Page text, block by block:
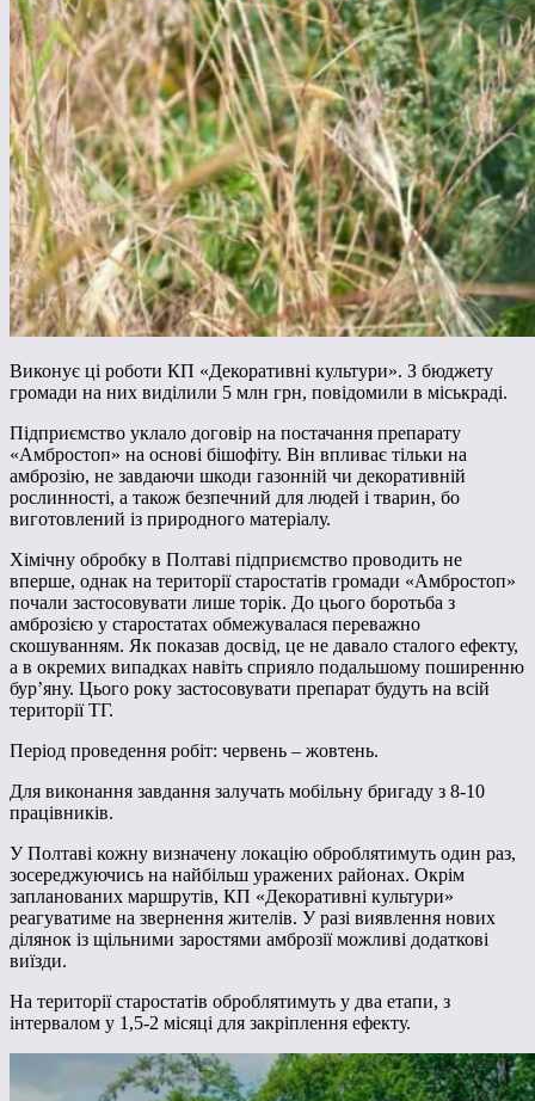
Виконує ці роботи КП «Декоративні культури». З бюджету
громади на них виділили 5 млн грн, повідомили в міськраді.
Підприємство уклало договір на постачання препарату
«Амбростоп» на основі бішофіту. Він впливає тільки на
амброзію, не завдаючи шкоди газонній чи декоративній
рослинності, а також безпечний для людей і тварин, бо
виготовлений із природного матеріалу.
Хімічну обробку в Полтаві підприємство проводить не
вперше, однак на території старостатів громади «Амбростоп»
почали застосовувати лише торік. До цього боротьба з
амброзією у старостатах обмежувалася переважно
скошуванням. Як показав досвід, це не давало сталого ефекту,
а в окремих випадках навіть сприяло подальшому поширенню
бур’яну. Цього року застосовувати препарат будуть на всій
території ТГ.
Період проведення робіт: червень – жовтень.
Для виконання завдання залучать мобільну бригаду з 8-10
працівників.
У Полтаві кожну визначену локацію оброблятимуть один раз,
зосереджуючись на найбільш уражених районах. Окрім
запланованих маршрутів, КП «Декоративні культури»
реагуватиме на звернення жителів. У разі виявлення нових
ділянок із щільними заростями амброзії можливі додаткові
виїзди.
На території старостатів оброблятимуть у два етапи, з
інтервалом у 1,5-2 місяці для закріплення ефекту.